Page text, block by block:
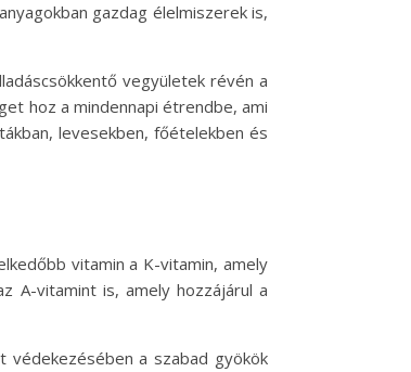
gazdag élelmiszerek is,
vegyületek révén a
hoz a mindennapi étrendbe, ami
levesekben, főételekben és
vitamin a K-vitamin, amely
A-vitamint is, amely hozzájárul a
védekezésében a szabad gyökök